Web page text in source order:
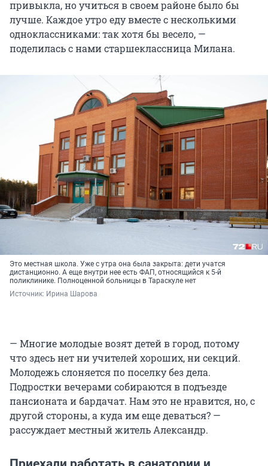
привыкла, но учиться в своем районе было бы
лучше. Каждое утро еду вместе с несколькими
одноклассниками: так хотя бы весело, —
поделилась с нами старшеклассница Милана.
Это местная школа. Уже с утра она была закрыта: дети учатся
дистанционно. А еще внутри нее есть ФАП, относящийся к 5-й
поликлинике. Полноценной больницы в Тараскуле нет
Источник: Ирина Шарова
— Многие молодые возят детей в город, потому
что здесь нет ни учителей хороших, ни секций.
Молодежь слоняется по поселку без дела.
Подростки вечерами собираются в подъезде
пансионата и бардачат. Нам это не нравится, но, с
другой стороны, а куда им еще деваться? —
рассуждает местный житель Александр.